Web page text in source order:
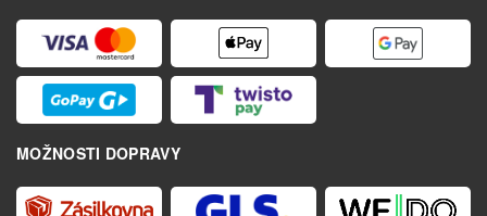
MOŽNOSTI DOPRAVY